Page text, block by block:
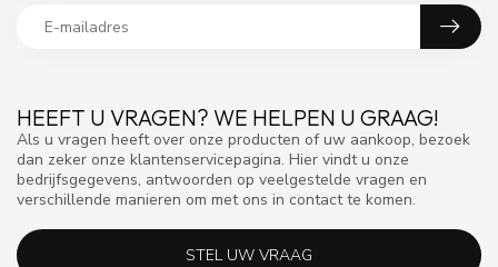
HEEFT U VRAGEN? WE HELPEN U GRAAG!
Als u vragen heeft over onze producten of uw aankoop, bezoek
dan zeker onze klantenservicepagina. Hier vindt u onze
bedrijfsgegevens, antwoorden op veelgestelde vragen en
verschillende manieren om met ons in contact te komen.
STEL UW VRAAG